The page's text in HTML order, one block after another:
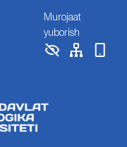
Murojaat
yuborish